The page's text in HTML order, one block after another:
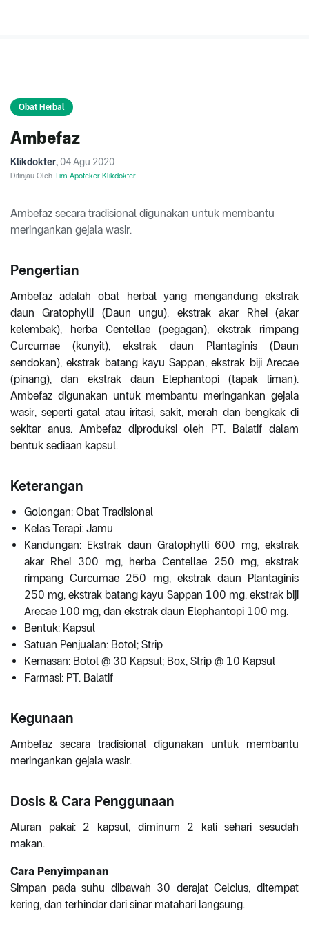
Obat Herbal
Ambefaz
Klikdokter, 04 Agu 2020
Ditinjau Oleh Tim Apoteker Klikdokter
Ambefaz secara tradisional digunakan untuk membantu
meringankan gejala wasir.
Pengertian
Ambefaz adalah obat herbal yang mengandung ekstrak
daun Gratophylli (Daun ungu), ekstrak akar Rhei (akar
kelembak), herba Centellae (pegagan), ekstrak rimpang
Curcumae (kunyit), ekstrak daun Plantaginis (Daun
sendokan), ekstrak batang kayu Sappan, ekstrak biji Arecae
(pinang), dan ekstrak daun Elephantopi (tapak liman).
Ambefaz digunakan untuk membantu meringankan gejala
wasir, seperti gatal atau iritasi, sakit, merah dan bengkak di
sekitar anus. Ambefaz diproduksi oleh PT. Balatif dalam
bentuk sediaan kapsul.
Keterangan
Golongan: Obat Tradisional
Kelas Terapi: Jamu
Kandungan: Ekstrak daun Gratophylli 600 mg, ekstrak
akar Rhei 300 mg, herba Centellae 250 mg, ekstrak
rimpang Curcumae 250 mg, ekstrak daun Plantaginis
250 mg, ekstrak batang kayu Sappan 100 mg, ekstrak biji
Arecae 100 mg, dan ekstrak daun Elephantopi 100 mg.
Bentuk: Kapsul
Satuan Penjualan: Botol; Strip
Kemasan: Botol @ 30 Kapsul; Box, Strip @ 10 Kapsul
Farmasi: PT. Balatif
Kegunaan
Ambefaz secara tradisional digunakan untuk membantu
meringankan gejala wasir.
Dosis & Cara Penggunaan
Aturan pakai: 2 kapsul, diminum 2 kali sehari sesudah
makan.
Cara Penyimpanan
Simpan pada suhu dibawah 30 derajat Celcius, ditempat
kering, dan terhindar dari sinar matahari langsung.